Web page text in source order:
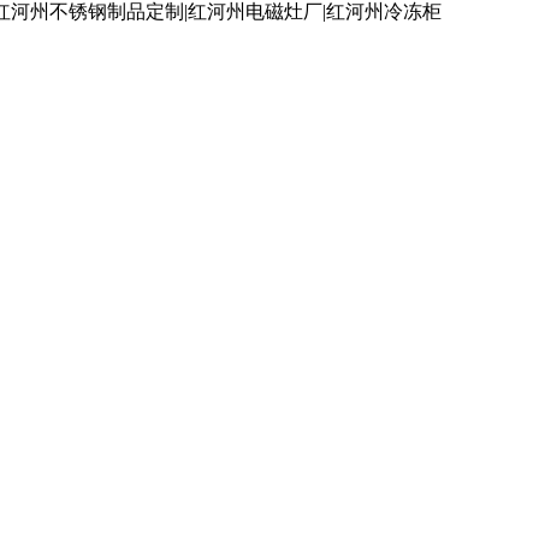
州不锈钢制品定制|红河州电磁灶厂|红河州冷冻柜